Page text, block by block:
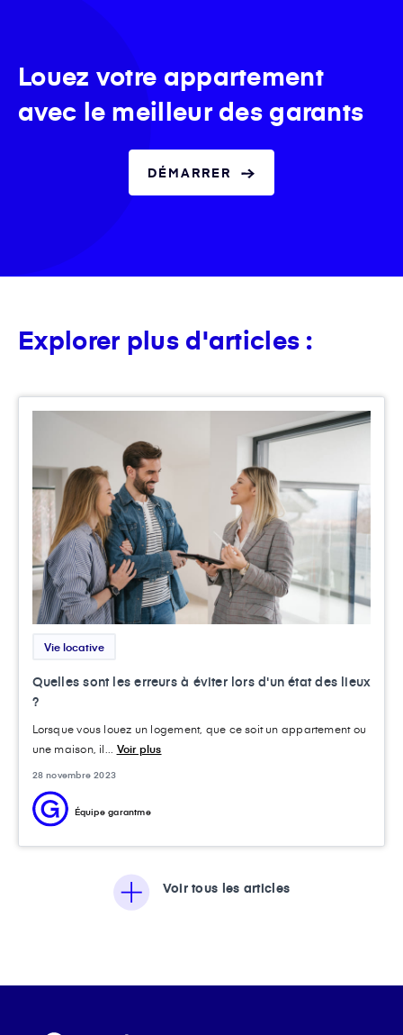
Louez votre appartement
avec le meilleur des garants
DÉMARRER
Explorer plus d'articles :
Vie locative
Quelles sont les erreurs à éviter lors d'un état des lieux
?
Lorsque vous louez un logement, que ce soit un appartement ou
une maison, il... Voir plus
28 novembre 2023
Équipe garantme
Voir tous les articles